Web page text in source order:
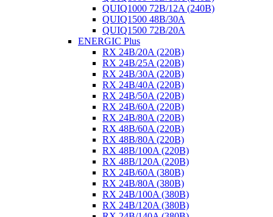
QUIQ1000 72B/12A (240B)
QUIQ1500 48B/30A
QUIQ1500 72B/20A
ENERGIC Plus
RX 24B/20A (220B)
RX 24B/25A (220B)
RX 24B/30A (220B)
RX 24B/40A (220B)
RX 24B/50A (220B)
RX 24B/60A (220B)
RX 24B/80A (220B)
RX 48B/60A (220B)
RX 48B/80A (220B)
RX 48B/100A (220B)
RX 48B/120A (220B)
RX 24B/60A (380B)
RX 24B/80A (380B)
RX 24B/100A (380B)
RX 24B/120A (380B)